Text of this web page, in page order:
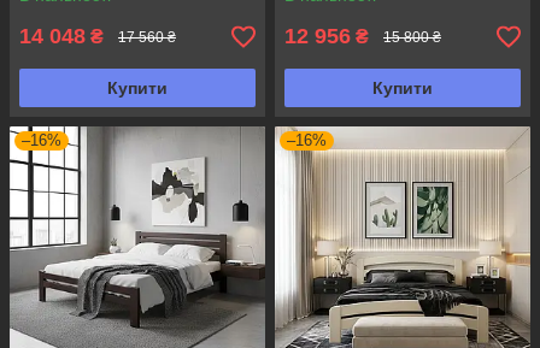
первого взгляда
14 048 ₴ 17 560 ₴
Купити
дизайн
12 956 ₴ 15 800 ₴
Купити
–16% –16%